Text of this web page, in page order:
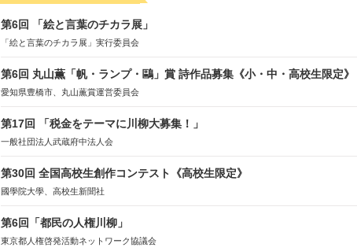
第6回 「絵と言葉のチカラ展」
「絵と言葉のチカラ展」実行委員会
第6回 丸山薫「帆・ランプ・鷗」賞 詩作品募集《小・中・高校生限定》
愛知県豊橋市、丸山薫賞運営委員会
第17回 「税金をテーマに川柳大募集！」
一般社団法人武蔵府中法人会
第30回 全国高校生創作コンテスト《高校生限定》
國學院大學、高校生新聞社
第6回「都民の人権川柳」
東京都人権啓発活動ネットワーク協議会